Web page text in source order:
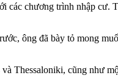
các chương trình nhập cư.
ông đã bày tỏ mong
Thessaloniki, cũng như